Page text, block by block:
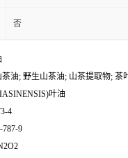
否
油; 野生山茶油; 山茶提取物; 茶
叶油
4
787-9